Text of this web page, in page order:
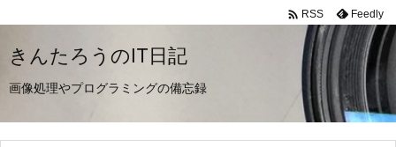
 RSS Feedly
きんたろうのIT日記
画像処理やプログラミングの備忘録